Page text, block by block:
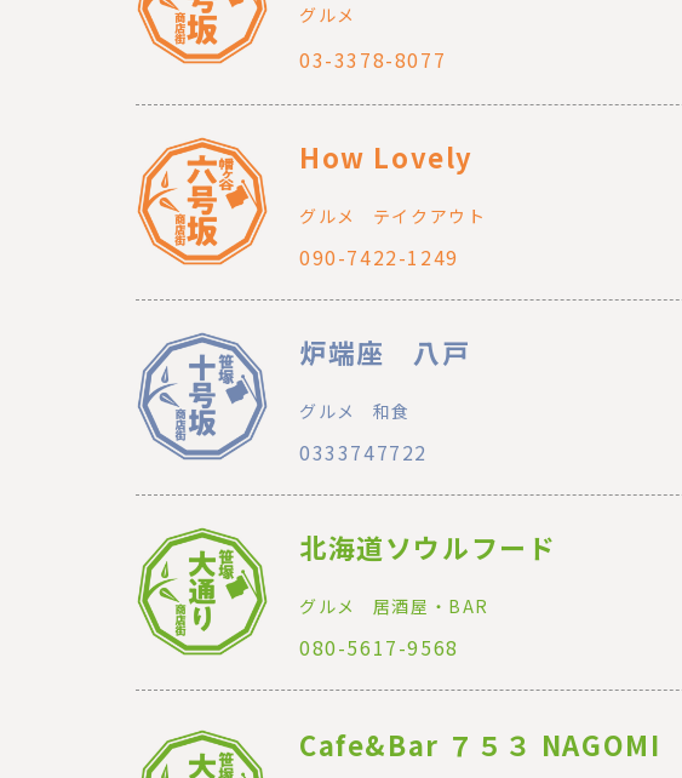
グルメ
03-3378-8077
How Lovely
グルメ テイクアウト
090-7422-1249
炉端座 八戸
グルメ 和食
0333747722
北海道ソウルフード
グルメ 居酒屋・BAR
080-5617-9568
Cafe&Bar ７５３ NAGOMI